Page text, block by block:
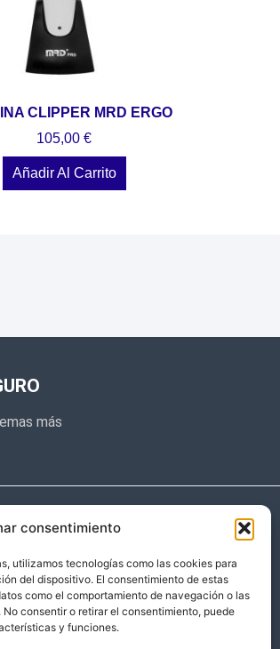
consentimiento
utilizamos tecnologías como las cookies para
del dispositivo. El consentimiento de estas
como el comportamiento de navegación o las
consentir o retirar el consentimiento, puede
y funciones.
CLIPPER MRD ERGO
105,00€
Añadir Al Carrito
más
mucho el